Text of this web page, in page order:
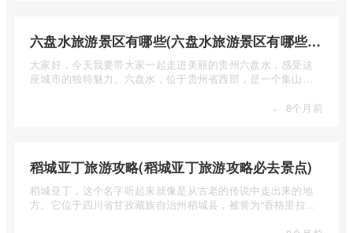
六盘水旅游景区有哪些(六盘水旅游景区有哪些景点值得去)
大家好，今天我要带大家一起走进美丽的贵州六盘水，感受这
座城市的独特魅力。六盘水，位于贵州省西部，是一个集山水
· 8个月前
稻城亚丁旅游攻略(稻城亚丁旅游攻略必去景点)
稻城亚丁，这个名字听起来就像是从古老的传说中走出来的地
方。它位于四川省甘孜藏族自治州稻城县，被誉为“香格里拉的